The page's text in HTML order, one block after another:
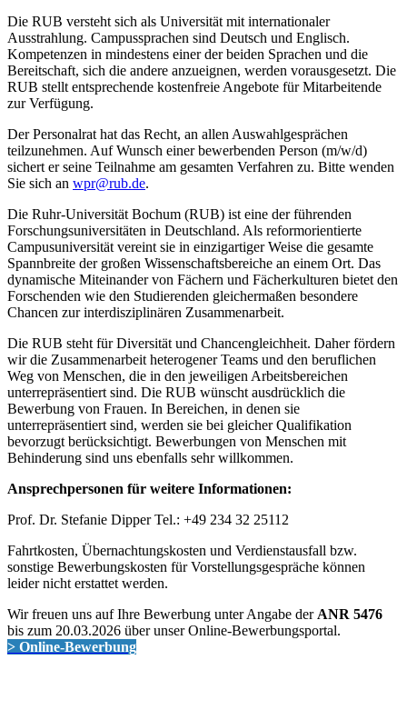
Die RUB versteht sich als Universität mit internationaler
Ausstrahlung. Campussprachen sind Deutsch und Englisch.
Kompetenzen in mindestens einer der beiden Sprachen und die
Bereitschaft, sich die andere anzueignen, werden vorausgesetzt. Die
RUB stellt entsprechende kostenfreie Angebote für Mitarbeitende
zur Verfügung.
Der Personalrat hat das Recht, an allen Auswahlgesprächen
teilzunehmen. Auf Wunsch einer bewerbenden Person (m/w/d)
sichert er seine Teilnahme am gesamten Verfahren zu. Bitte wenden
Sie sich an wpr@rub.de.
Die Ruhr-Universität Bochum (RUB) ist eine der führenden
Forschungs­universitäten in Deutschland. Als reform­orientierte
Campus­universität vereint sie in einzig­artiger Weise die gesamte
Spann­breite der großen Wissenschafts­bereiche an einem Ort. Das
dynamische Mit­einander von Fächern und Fächer­kulturen bietet den
Forschenden wie den Studierenden gleicher­maßen besondere
Chancen zur inter­disziplinären Zusammen­arbeit.
Die RUB steht für Diversität und Chancengleichheit. Daher fördern
wir die Zusammenarbeit heterogener Teams und den beruflichen
Weg von Menschen, die in den jeweiligen Arbeitsbereichen
unterrepräsentiert sind. Die RUB wünscht ausdrücklich die
Bewerbung von Frauen. In Bereichen, in denen sie
unterrepräsentiert sind, werden sie bei gleicher Qualifikation
bevorzugt berücksichtigt. Bewerbungen von Menschen mit
Behinderung sind uns ebenfalls sehr willkommen.
Ansprechpersonen für weitere Informationen:
Prof. Dr. Stefanie Dipper Tel.: +49 234 32 25112
Fahrtkosten, Übernachtungskosten und Verdienstausfall bzw.
sonstige Bewerbungskosten für Vorstellungsgespräche können
leider nicht erstattet werden.
Wir freuen uns auf Ihre Bewerbung unter Angabe der ANR 5476
bis zum 20.03.2026 über unser Online-Bewerbungsportal.
> Online-Bewerbung